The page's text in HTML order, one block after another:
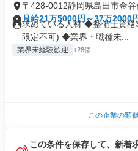
〒428-0012静岡県島田市金
月給21万5000円～37万2000
求めている人材 ◆整備士資
限定不可) ◆業界・職種未...
業界未経験歓迎 +28個
この企業の類
この条件を保存して、新着